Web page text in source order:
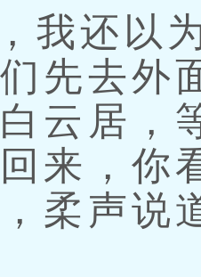
还以
先去外
云居，
来，你
柔声说